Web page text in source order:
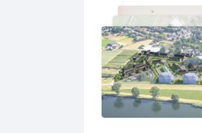
• Tweede verdieping
technische ruimte
• Brede tuin met
elkaar op eigen terrein
• Compleet en
• Energieneutraal en